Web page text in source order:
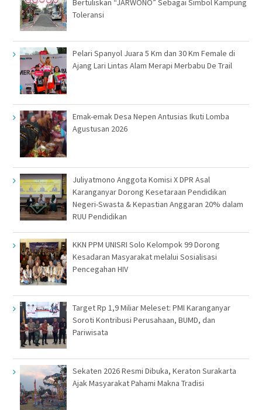
Bertuliskan “JARWONO” Sebagai Simbol Kampung
Toleransi
Pelari Spanyol Juara 5 Km dan 30 Km Female di
Ajang Lari Lintas Alam Merapi Merbabu De Trail
Emak-emak Desa Nepen Antusias Ikuti Lomba
Agustusan 2026
Juliyatmono Anggota Komisi X DPR Asal
Karanganyar Dorong Kesetaraan Pendidikan
Negeri-Swasta & Kepastian Anggaran 20% dalam
RUU Pendidikan
KKN PPM UNISRI Solo Kelompok 99 Dorong
Kesadaran Masyarakat melalui Sosialisasi
Pencegahan HIV
Target Rp 1,9 Miliar Meleset: PMI Karanganyar
Soroti Kontribusi Perusahaan, BUMD, dan
Pariwisata
Sekaten 2026 Resmi Dibuka, Keraton Surakarta
Ajak Masyarakat Pahami Makna Tradisi